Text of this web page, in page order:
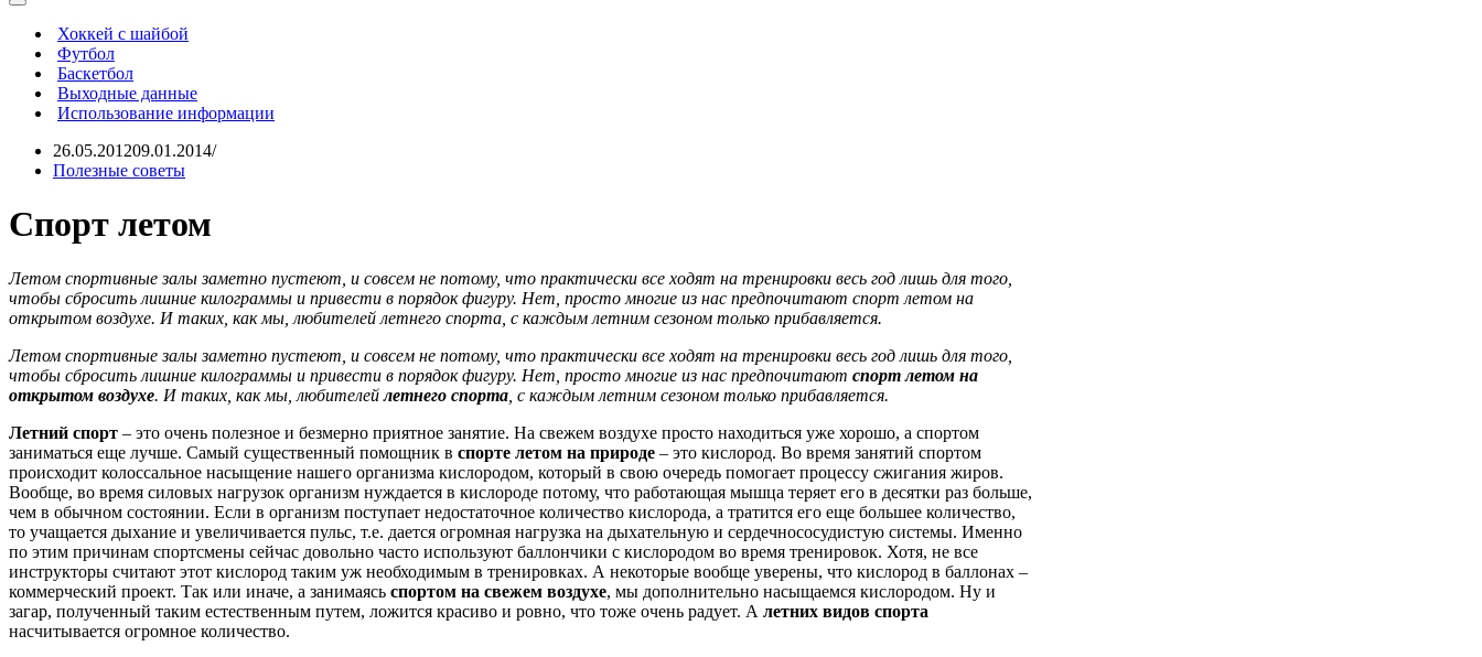
Меню
навигацииХоккей с шайбой
Футбол
Баскетбол
Выходные данные
Использование информации
26.05.201209.01.2014
Полезные советы
Спорт летом
Летом спортивные залы заметно пустеют, и совсем не потому, что практически все ходят на тренировки весь год лишь для того,
чтобы сбросить лишние килограммы и привести в порядок фигуру. Нет, просто многие из нас предпочитают спорт летом на
открытом воздухе. И таких, как мы, любителей летнего спорта, с каждым летним сезоном только прибавляется.
Летом спортивные залы заметно пустеют, и совсем не потому, что практически все ходят на тренировки весь год лишь для того,
чтобы сбросить лишние килограммы и привести в порядок фигуру. Нет, просто многие из нас предпочитают спорт летом на
открытом воздухе. И таких, как мы, любителейлетнего спорта , с каждым летним сезоном только прибавляется.
Летний спорт – это очень полезное и безмерно приятное занятие. На свежем воздухе просто находиться уже хорошо, а спортом
заниматься еще лучше. Самый существенный помощник в спорте летом на природе – это кислород. Во время занятий спортом
происходит колоссальное насыщение нашего организма кислородом, который в свою очередь помогает процессу сжигания жиров.
Вообще, во время силовых нагрузок организм нуждается в кислороде потому, что работающая мышца теряет его в десятки раз больше,
чем в обычном состоянии. Если в организм поступает недостаточное количество кислорода, а тратится его еще большее количество,
то учащается дыхание и увеличивается пульс, т.е. дается огромная нагрузка на дыхательную и сердечнососудистую системы. Именно
по этим причинам спортсмены сейчас довольно часто используют баллончики с кислородом во время тренировок. Хотя, не все
инструкторы считают этот кислород таким уж необходимым в тренировках. А некоторые вообще уверены, что кислород в баллонах –
коммерческий проект. Так или иначе, а занимаясь спортом на свежем воздухе, мы дополнительно насыщаемся кислородом. Ну и
загар, полученный таким естественным путем, ложится красиво и ровно, что тоже очень радует. А летних видов спорта
насчитывается огромное количество.